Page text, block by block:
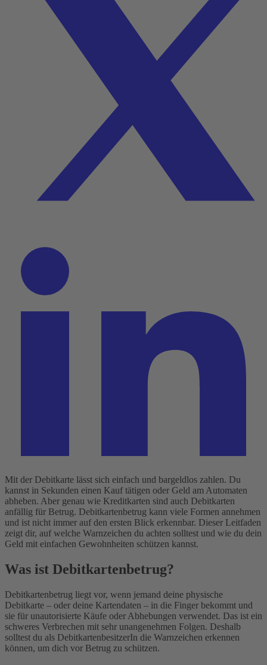
Mit der Debitkarte lässt sich einfach und bargeldlos zahlen. Du
kannst in Sekunden einen Kauf tätigen oder Geld am Automaten
abheben. Aber genau wie Kreditkarten sind auch Debitkarten
anfällig für Betrug. Debitkartenbetrug kann viele Formen annehmen
und ist nicht immer auf den ersten Blick erkennbar. Dieser Leitfaden
zeigt dir, auf welche Warnzeichen du achten solltest und wie du dein
Geld mit einfachen Gewohnheiten schützen kannst.
Was ist Debitkartenbetrug?
Debitkartenbetrug liegt vor, wenn jemand deine physische
Debitkarte – oder deine Kartendaten – in die Finger bekommt und
sie für unautorisierte Käufe oder Abhebungen verwendet. Das ist ein
schweres Verbrechen mit sehr unangenehmen Folgen. Deshalb
solltest du als DebitkartenbesitzerIn die Warnzeichen erkennen
können, um dich vor Betrug zu schützen.